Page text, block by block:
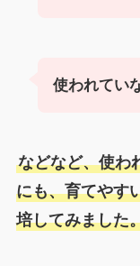
使われてい
などなど、使わ
にも、育てやす
培してみました